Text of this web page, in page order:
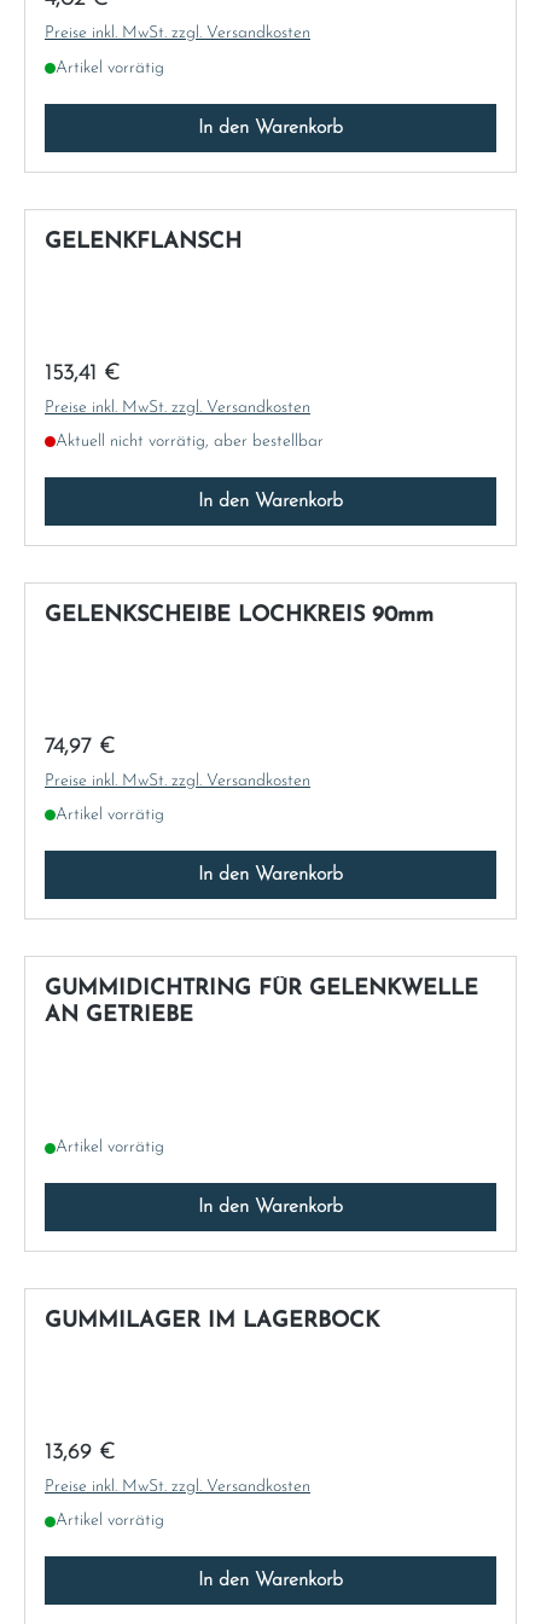
Preise inkl. MwSt. zzgl. Versandkosten
Artikel vorrätig
In den Warenkorb
GELENKFLANSCH
Regulärer Preis:
153,41 €
Preise inkl. MwSt. zzgl. Versandkosten
Aktuell nicht vorrätig, aber bestellbar
In den Warenkorb
GELENKSCHEIBE LOCHKREIS 90mm
Regulärer Preis:
74,97 €
Preise inkl. MwSt. zzgl. Versandkosten
Artikel vorrätig
In den Warenkorb
GUMMIDICHTRING FÜR GELENKWELLE
AN GETRIEBE
Artikel vorrätig
In den Warenkorb
GUMMILAGER IM LAGERBOCK
Regulärer Preis:
13,69 €
Preise inkl. MwSt. zzgl. Versandkosten
Artikel vorrätig
In den Warenkorb